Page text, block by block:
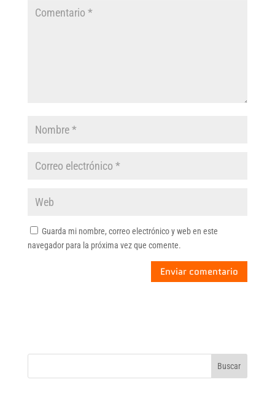
Guarda mi nombre, correo electrónico y web en este
navegador para la próxima vez que comente.
Buscar